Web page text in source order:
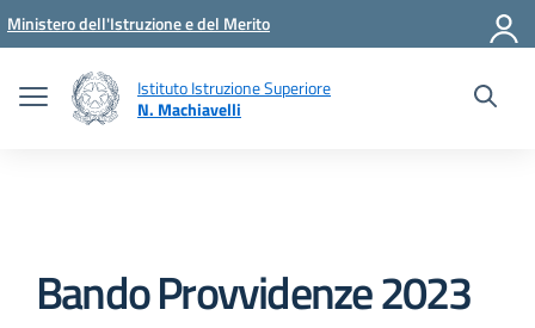
Vai ai contenuti
Vai al menu di navigazione
Vai al footer
Ministero dell'Istruzione e del Merito
Istituto Istruzione Superiore
N. Machiavelli
Bando Provvidenze 2023